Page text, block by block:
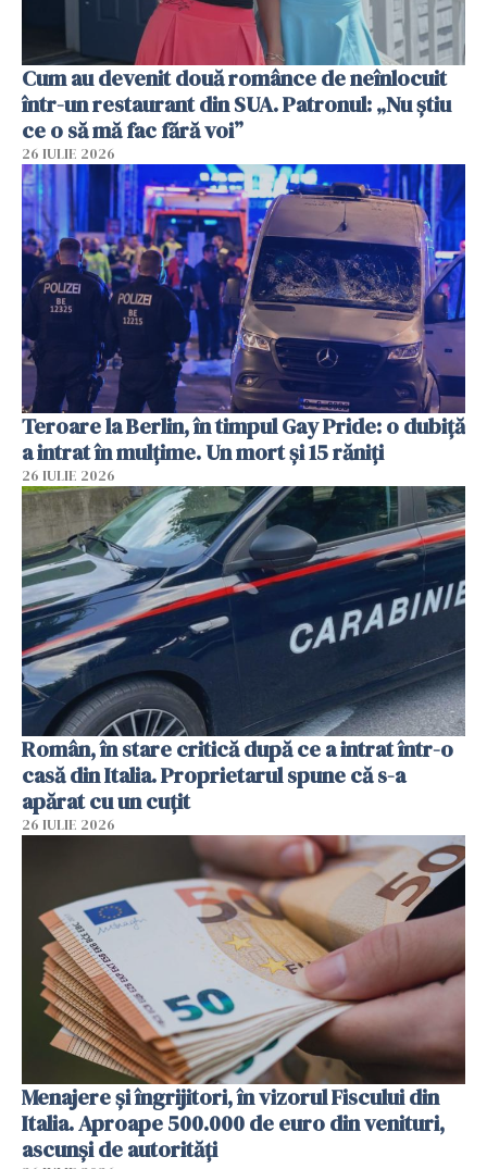
Cum au devenit două românce de neînlocuit
într-un restaurant din SUA. Patronul: „Nu știu
ce o să mă fac fără voi”
26 IULIE 2026
Teroare la Berlin, în timpul Gay Pride: o dubiță
a intrat în mulțime. Un mort și 15 răniți
26 IULIE 2026
Român, în stare critică după ce a intrat într-o
casă din Italia. Proprietarul spune că s-a
apărat cu un cuțit
26 IULIE 2026
Menajere și îngrijitori, în vizorul Fiscului din
Italia. Aproape 500.000 de euro din venituri,
ascunși de autorități